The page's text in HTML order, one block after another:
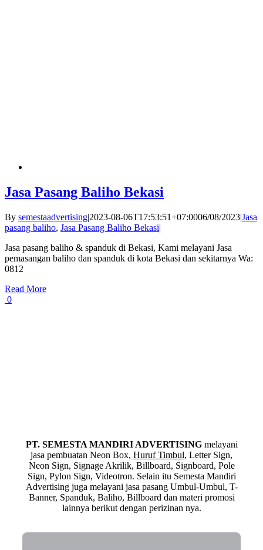
Jasa Pasang Baliho Bekasi
By semestaadvertising|2023-08-06T17:53:51+07:0006/08/2023|Jasa
pasang baliho, Jasa Pasang Baliho Bekasi|
Jasa pasang baliho & spanduk di Bekasi, Kami melayani Jasa
pemasangan baliho dan spanduk di kota Bekasi dan sekitarnya Wa:
0812
Read More
0
PT. SEMESTA MANDIRI ADVERTISINGmelayani
jasa pembuatan Neon Box, Huruf Timbul, Letter Sign,
Neon Sign, Signage Akrilik, Billboard, Signboard, Pole
Sign, Pylon Sign, Videotron. Selain itu Semesta Mandiri
Advertising juga melayani jasa pasang Umbul-Umbul, T-
Banner, Spanduk, Baliho, Billboard dan materi promosi
lainnya berikut dengan perizinan nya.